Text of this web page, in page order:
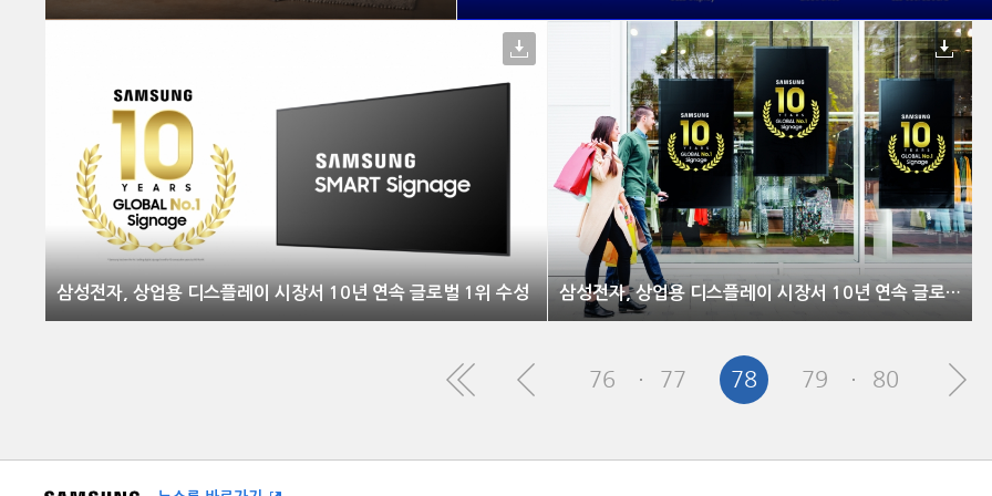
삼성전자, 상업용 디스플레이 시장서 10년 연속 글로벌 1위 수성 삼성전자, 상업용 디스플레이 시장서 10년 연속 글로벌 1위 수성
76 77 78 79 80